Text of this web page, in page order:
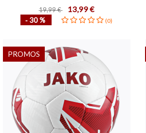
Femme Enfant à Séchage Rapide
Plusieurs Couleurs Tailles Étirement
Dynamique
19,99 € 13,99 €
‐ 30 % (0)
PROMOS